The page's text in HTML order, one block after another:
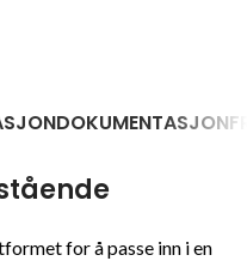
DOKUMENTASJON
for å passe inn i en